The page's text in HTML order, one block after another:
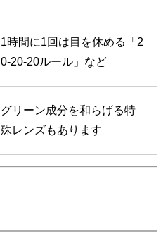
1時間に1回は目を休める「2
0-20-20ルール」など
グリーン成分を和らげる特
殊レンズもあります